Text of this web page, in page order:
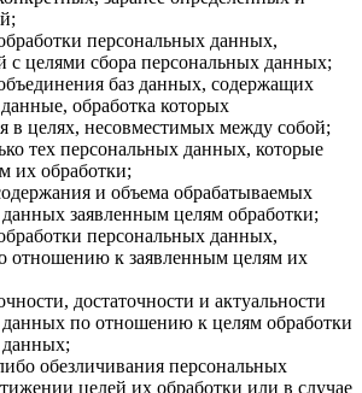
персональных данных,
с целями сбора персональных данных;
баз данных, содержащих
обработка которых
в целях, несовместимых между собой;
тех персональных данных, которые
их обработки;
и объема обрабатываемых
заявленным целям обработки;
персональных данных,
отношению к заявленным целям их
достаточности и актуальности
по отношению к целям обработки
обезличивания персональных
целей их обработки или в случае